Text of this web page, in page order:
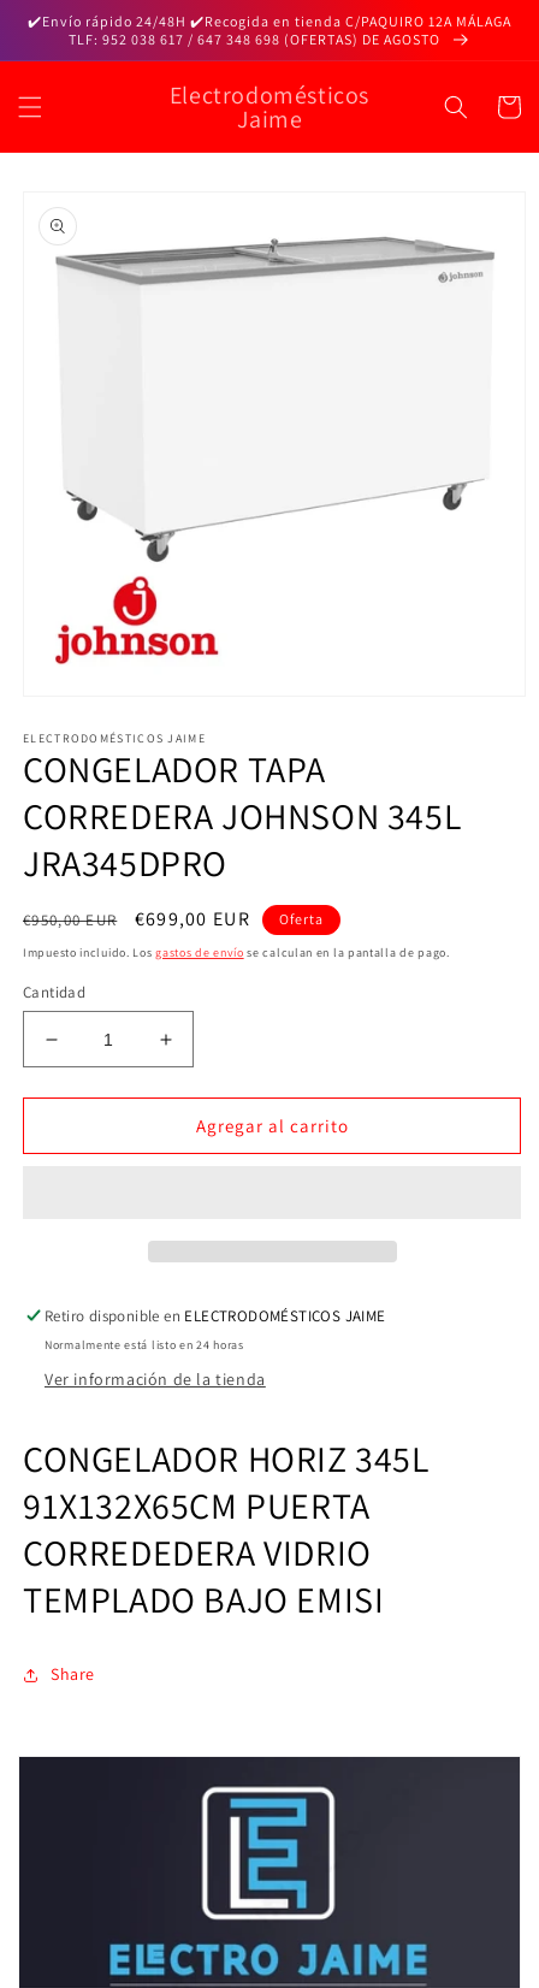
directamente
al contenido
✔️Envío rápido 24/48H ✔️Recogida en tienda C/PAQUIRO 12A MÁLAGA
TLF: 952 038 617 / 647 348 698 (OFERTAS) DE AGOSTO
Electrodomésticos
Jaime Carrito
a la
información
del producto
multimedia
1
en
ventana
modal
ELECTRODOMÉSTICOS JAIME
CONGELADOR TAPA
CORREDERA JOHNSON 345L
JRA345DPRO
Precio
habitual
€950,00 EUR
Precio
de
€699,00 EUR Oferta
Impuesto incluido. Losgastos de envío se calculan en la pantalla de pago.
Cantidad
Reducir
cantidad
para
CONGELADOR
TAPA
Aumentar
cantidad
para
CONGELADOR
TAPA
Agregar al carrito
Retiro disponible en ELECTRODOMÉSTICOS JAIME
Normalmente está listo en 24 horas
Ver información de la tienda
CONGELADOR HORIZ 345L
91X132X65CM PUERTA
CORREDEDERA VIDRIO
TEMPLADO BAJO EMISI
Share